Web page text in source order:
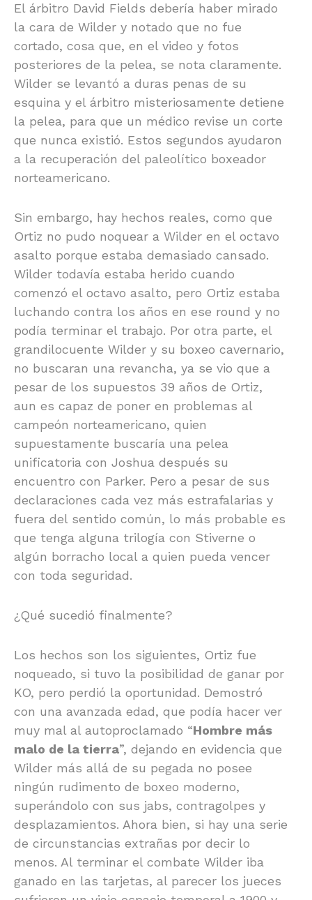
El árbitro David Fields debería haber mirado
la cara de Wilder y notado que no fue
cortado, cosa que, en el video y fotos
posteriores de la pelea, se nota claramente.
Wilder se levantó a duras penas de su
esquina y el árbitro misteriosamente detiene
la pelea, para que un médico revise un corte
que nunca existió. Estos segundos ayudaron
a la recuperación del paleolítico boxeador
norteamericano.
Sin embargo, hay hechos reales, como que
Ortiz no pudo noquear a Wilder en el octavo
asalto porque estaba demasiado cansado.
Wilder todavía estaba herido cuando
comenzó el octavo asalto, pero Ortiz estaba
luchando contra los años en ese round y no
podía terminar el trabajo. Por otra parte, el
grandilocuente Wilder y su boxeo cavernario,
no buscaran una revancha, ya se vio que a
pesar de los supuestos 39 años de Ortiz,
aun es capaz de poner en problemas al
campeón norteamericano, quien
supuestamente buscaría una pelea
unificatoria con Joshua después su
encuentro con Parker. Pero a pesar de sus
declaraciones cada vez más estrafalarias y
fuera del sentido común, lo más probable es
que tenga alguna trilogía con Stiverne o
algún borracho local a quien pueda vencer
con toda seguridad.
¿Qué sucedió finalmente?
Los hechos son los siguientes, Ortiz fue
noqueado, si tuvo la posibilidad de ganar por
KO, pero perdió la oportunidad. Demostró
con una avanzada edad, que podía hacer ver
muy mal al autoproclamado “Hombre más
malo de la tierra”, dejando en evidencia que
Wilder más allá de su pegada no posee
ningún rudimento de boxeo moderno,
superándolo con sus jabs, contragolpes y
desplazamientos. Ahora bien, si hay una serie
de circunstancias extrañas por decir lo
menos. Al terminar el combate Wilder iba
ganado en las tarjetas, al parecer los jueces